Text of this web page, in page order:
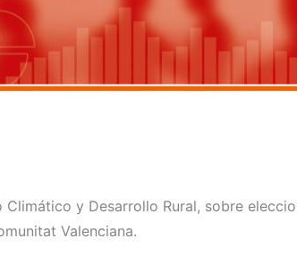
y Desarrollo Rural, sobre
Valenciana.